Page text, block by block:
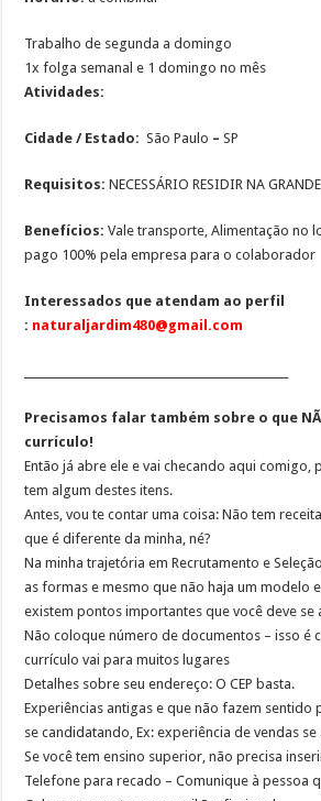
Trabalho de segunda a domingo
1x folga semanal e 1 domingo no mês
Atividades:
Cidade / Estado:São Paulo –SP
Requisitos:NECESSÁRIO RESIDIR NA
Benefícios:Vale transporte, Alimentação no
pago 100% pela empresa para o colaborador
Interessados que atendam ao perfil
: naturaljardim480@gmail.com
Precisamos falar também sobre o que
currículo!
Então já abre ele e vai checando aqui comigo,
tem algum destes itens.
Antes, vou te contar uma coisa: Não tem
que é diferente da minha, né?
Na minha trajetória em Recrutamento e
as formas e mesmo que não haja um modelo
existem pontos importantes que você deve se
Não coloque número de documentos – isso é
currículo vai para muitos lugares
Detalhes sobre seu endereço: O CEP basta.
Experiências antigas e que não fazem sentido
se candidatando, Ex: experiência de vendas
Se você tem ensino superior, não precisa
Telefone para recado – Comunique à pessoa